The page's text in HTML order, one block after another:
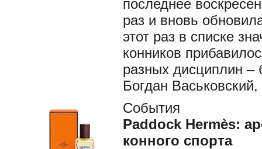
последнее
раз и вновь
этот раз в списке
конников
разных дисциплин
Богдан
События
Paddock Hermès:
конного спорта